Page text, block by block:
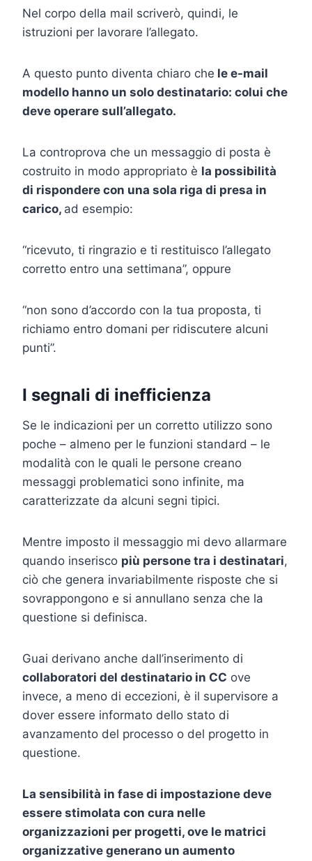
Nel corpo della mail scriverò, quindi, le
istruzioni per lavorare l’allegato.
A questo punto diventa chiaro che le e-mail
modello hanno un solo destinatario: colui che
deve operare sull’allegato.
La controprova che un messaggio di posta è
costruito in modo appropriato è la possibilità
di rispondere con una sola riga di presa in
carico, ad esempio:
“ricevuto, ti ringrazio e ti restituisco l’allegato
corretto entro una settimana”, oppure
“non sono d’accordo con la tua proposta, ti
richiamo entro domani per ridiscutere alcuni
punti”.
I segnali di inefficienza
Se le indicazioni per un corretto utilizzo sono
poche – almeno per le funzioni standard – le
modalità con le quali le persone creano
messaggi problematici sono infinite, ma
caratterizzate da alcuni segni tipici.
Mentre imposto il messaggio mi devo allarmare
quando inserisco più persone tra i destinatari,
ciò che genera invariabilmente risposte che si
sovrappongono e si annullano senza che la
questione si definisca.
Guai derivano anche dall’inserimento di
collaboratori del destinatario in CC ove
invece, a meno di eccezioni, è il supervisore a
dover essere informato dello stato di
avanzamento del processo o del progetto in
questione.
La sensibilità in fase di impostazione deve
essere stimolata con cura nelle
organizzazioni per progetti, ove le matrici
organizzative generano un aumento